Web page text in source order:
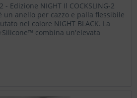
- Edizione NIGHT Il COCKSLING-2
un anello per cazzo e palla flessibile
nel colore NIGHT BLACK. La
combina un'elevata